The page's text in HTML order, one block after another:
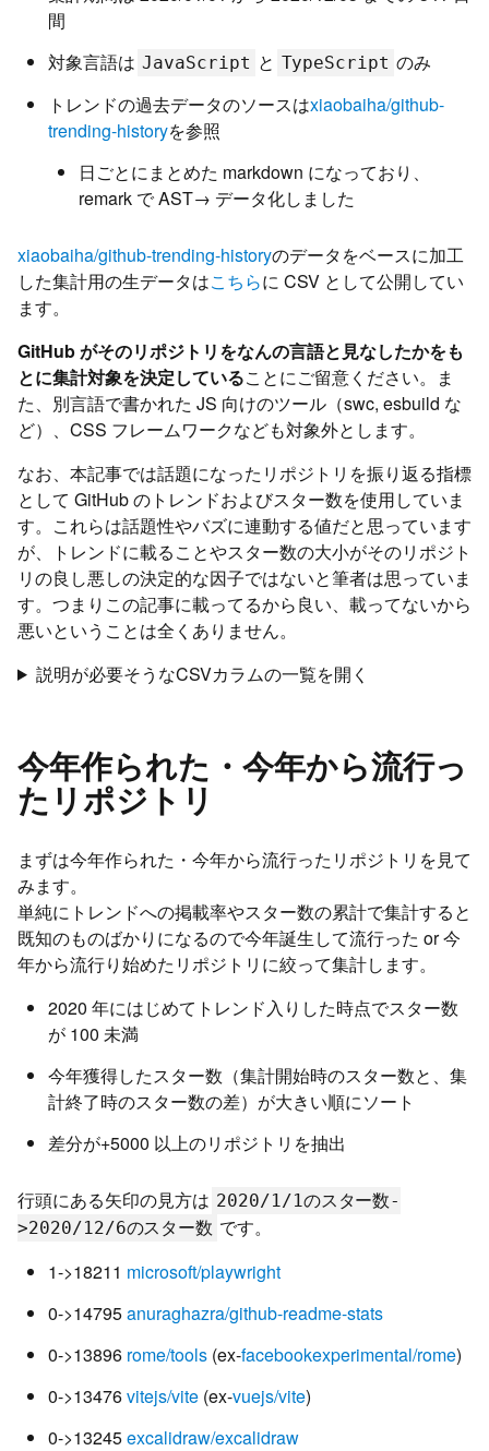
間
対象言語は JavaScript と TypeScript のみ
トレンドの過去データのソースはxiaobaiha/github-
trending-historyを参照
日ごとにまとめた markdown になっており、
remark で AST→ データ化しました
xiaobaiha/github-trending-historyのデータをベースに加工
した集計用の生データはこちらに CSV として公開してい
ます。
GitHub がそのリポジトリをなんの言語と見なしたかをも
とに集計対象を決定していることにご留意ください。ま
た、別言語で書かれた JS 向けのツール（swc, esbuild な
ど）、CSS フレームワークなども対象外とします。
なお、本記事では話題になったリポジトリを振り返る指標
として GitHub のトレンドおよびスター数を使用していま
す。これらは話題性やバズに連動する値だと思っています
が、トレンドに載ることやスター数の大小がそのリポジト
リの良し悪しの決定的な因子ではないと筆者は思っていま
す。つまりこの記事に載ってるから良い、載ってないから
悪いということは全くありません。
説明が必要そうなCSVカラムの一覧を開く
今年作られた・今年から流行っ
たリポジトリ
まずは今年作られた・今年から流行ったリポジトリを見て
みます。
単純にトレンドへの掲載率やスター数の累計で集計すると
既知のものばかりになるので今年誕生して流行った or 今
年から流行り始めたリポジトリに絞って集計します。
2020 年にはじめてトレンド入りした時点でスター数
が 100 未満
今年獲得したスター数（集計開始時のスター数と、集
計終了時のスター数の差）が大きい順にソート
差分が+5000 以上のリポジトリを抽出
行頭にある矢印の見方は 2020/1/1のスター数-
>2020/12/6のスター数 です。
1->18211 microsoft/playwright
0->14795anuraghazra/github-readme-stats
0->13896 rome/tools (ex-facebookexperimental/rome)
0->13476vitejs/vite (ex-vuejs/vite)
0->13245excalidraw/excalidraw